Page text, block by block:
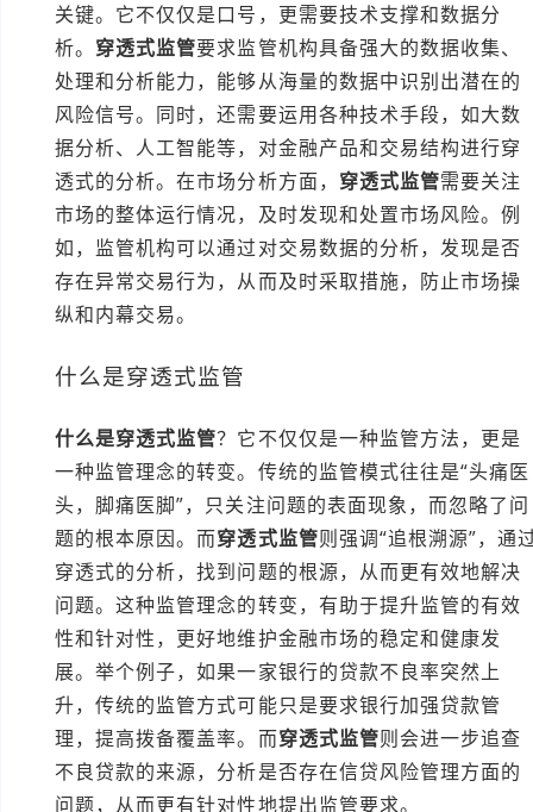
关键。它不仅仅是口号，更需要技术支撑和数据分
析。穿透式监管要求监管机构具备强大的数据收集、
处理和分析能力，能够从海量的数据中识别出潜在的
风险信号。同时，还需要运用各种技术手段，如大数
据分析、人工智能等，对金融产品和交易结构进行穿
透式的分析。在市场分析方面， 穿透式监管需要关注
市场的整体运行情况，及时发现和处置市场风险。例
如，监管机构可以通过对交易数据的分析，发现是否
存在异常交易行为，从而及时采取措施，防止市场操
纵和内幕交易。
什么是穿透式监管
什么是穿透式监管？它不仅仅是一种监管方法，更是
一种监管理念的转变。传统的监管模式往往是“头痛医
头，脚痛医脚”，只关注问题的表面现象，而忽略了问
题的根本原因。而穿透式监管则强调“追根溯源”，通
穿透式的分析，找到问题的根源，从而更有效地解决
问题。这种监管理念的转变，有助于提升监管的有效
性和针对性，更好地维护金融市场的稳定和健康发
展。举个例子，如果一家银行的贷款不良率突然上
升，传统的监管方式可能只是要求银行加强贷款管
理，提高拨备覆盖率。而穿透式监管则会进一步追查
不良贷款的来源，分析是否存在信贷风险管理方面的
问题，从而更有针对性地提出监管要求。